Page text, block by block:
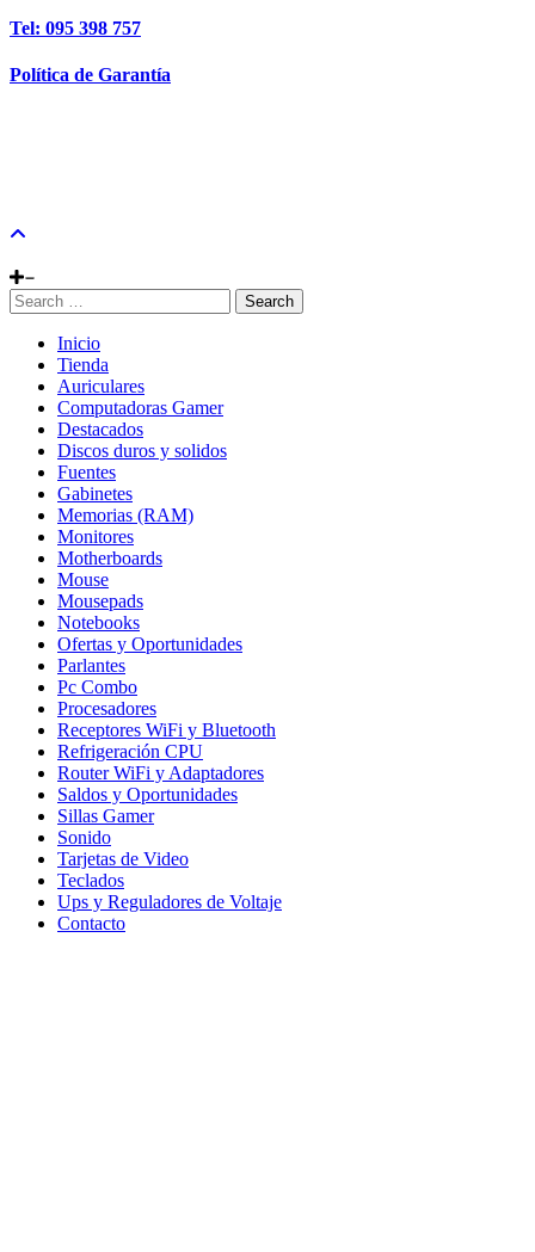
Tel: 095 398 757
Política de Garantía
Search
Inicio
Tienda
Auriculares
Computadoras Gamer
Destacados
Discos duros y solidos
Fuentes
Gabinetes
Memorias (RAM)
Monitores
Motherboards
Mouse
Mousepads
Notebooks
Ofertas y Oportunidades
Parlantes
Pc Combo
Procesadores
Receptores WiFi y Bluetooth
Refrigeración CPU
Router WiFi y Adaptadores
Saldos y Oportunidades
Sillas Gamer
Sonido
Tarjetas de Video
Teclados
Ups y Reguladores de Voltaje
Contacto